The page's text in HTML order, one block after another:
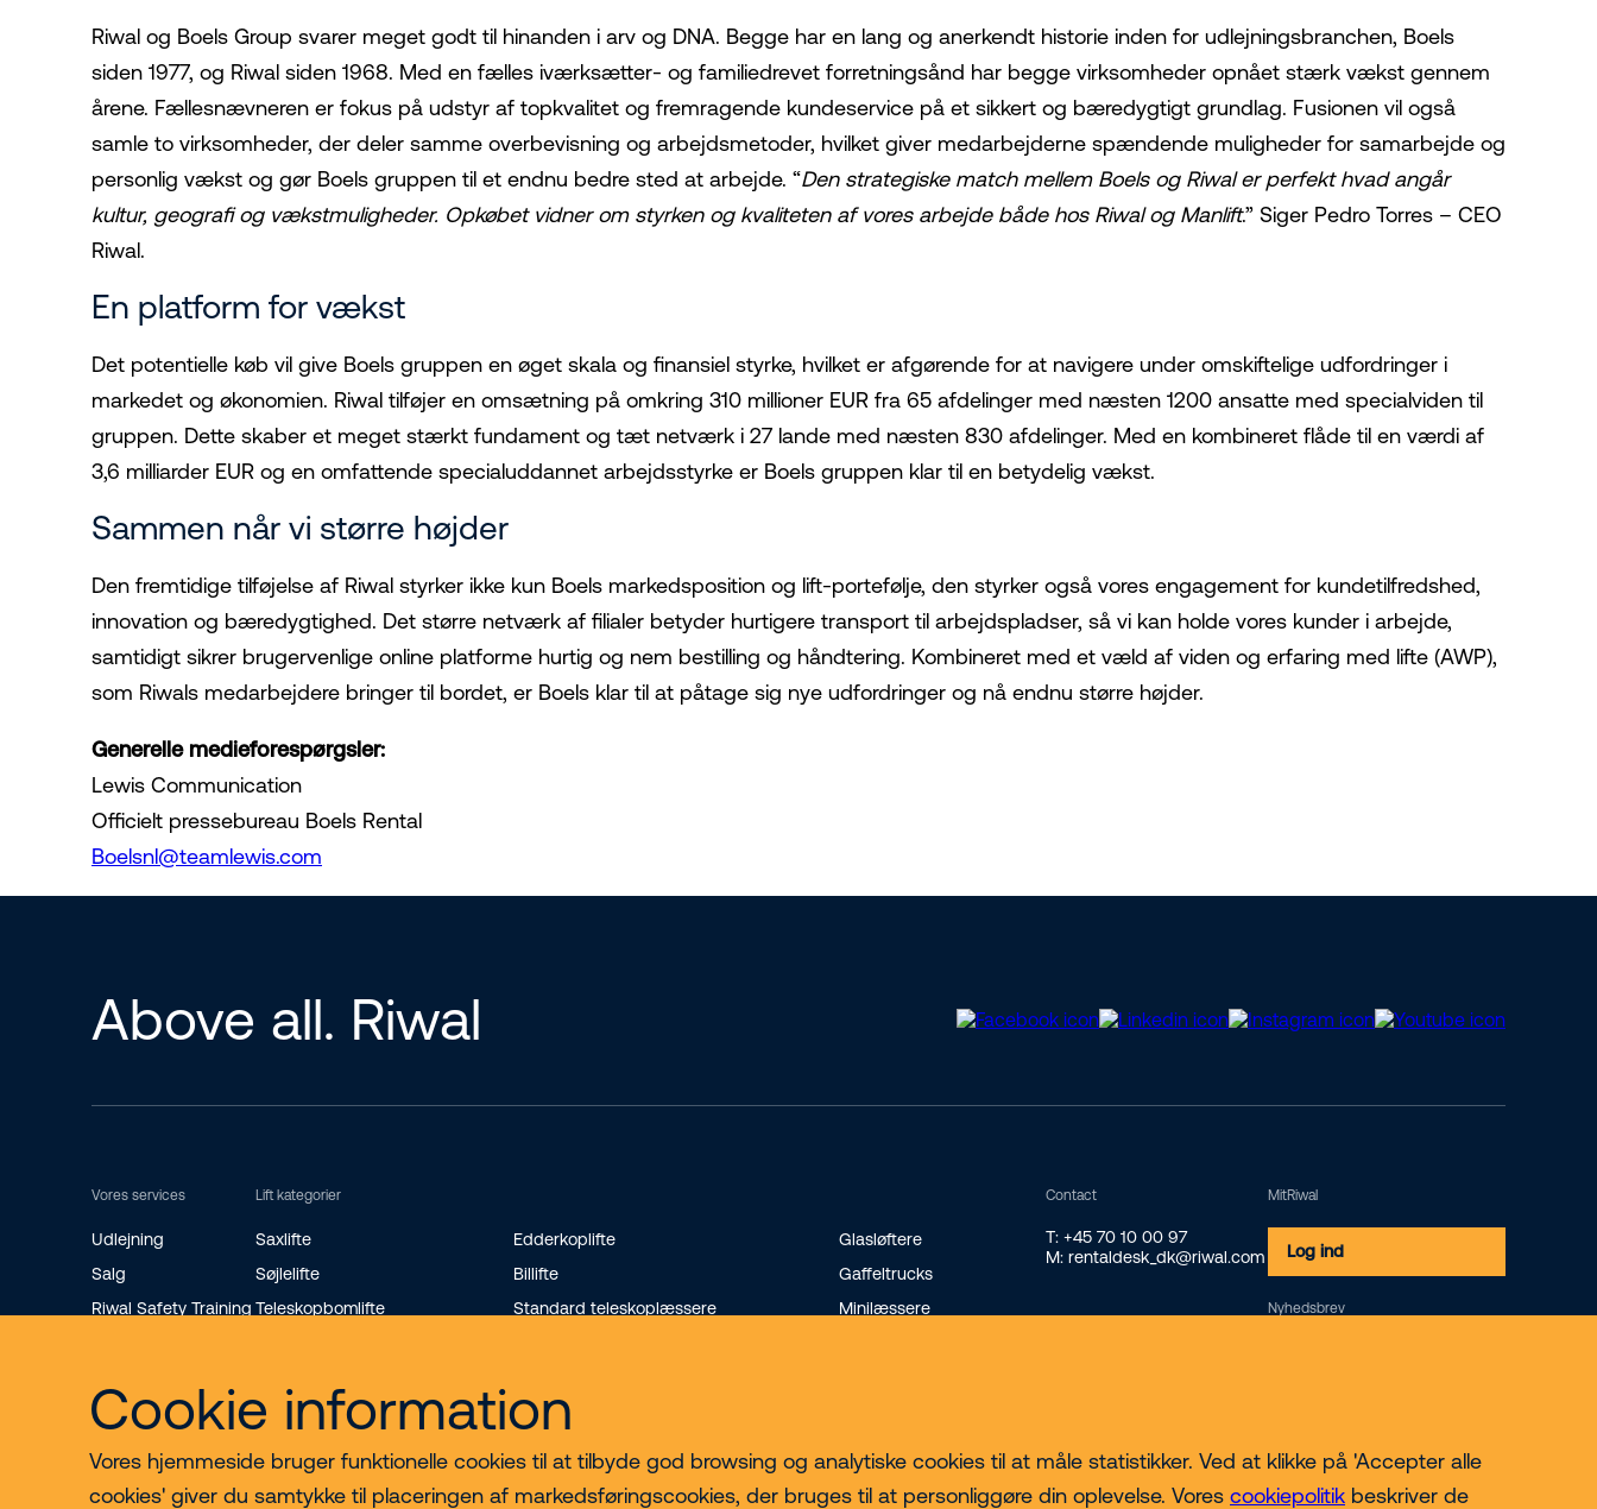
Cookie information
Vores hjemmeside bruger funktionelle cookies til at tilbyde god browsing og analytiske cookies til at måle statistikker. Ved at klikke på 'Accepter alle
cookies' giver du samtykke til placeringen af markedsføringscookies, der bruges til at personliggøre din oplevelse. Vores cookiepolitik beskriver de
Riwal og Boels Group svarer meget godt til hinanden i arv og DNA. Begge har en lang og anerkendt historie inden for udlejningsbranchen, Boels
siden 1977, og Riwal siden 1968. Med en fælles iværksætter- og familiedrevet forretningsånd har begge virksomheder opnået stærk vækst gennem
årene. Fællesnævneren er fokus på udstyr af topkvalitet og fremragende kundeservice på et sikkert og bæredygtigt grundlag. Fusionen vil også
samle to virksomheder, der deler samme overbevisning og arbejdsmetoder, hvilket giver medarbejderne spændende muligheder for samarbejde og
personlig vækst og gør Boels gruppen til et endnu bedre sted at arbejde. “Den strategiske match mellem Boels og Riwal er perfekt hvad angår
kultur, geografi og vækstmuligheder. Opkøbet vidner om styrken og kvaliteten af vores arbejde både hos Riwal og Manlift.” Siger Pedro Torres – CEO
Riwal.
En platform for vækst
Det potentielle køb vil give Boels gruppen en øget skala og finansiel styrke, hvilket er afgørende for at navigere under omskiftelige udfordringer i
markedet og økonomien. Riwal tilføjer en omsætning på omkring 310 millioner EUR fra 65 afdelinger med næsten 1200 ansatte med specialviden til
gruppen. Dette skaber et meget stærkt fundament og tæt netværk i 27 lande med næsten 830 afdelinger. Med en kombineret flåde til en værdi af
3,6 milliarder EUR og en omfattende specialuddannet arbejdsstyrke er Boels gruppen klar til en betydelig vækst.
Sammen når vi større højder
Den fremtidige tilføjelse af Riwal styrker ikke kun Boels markedsposition og lift-portefølje, den styrker også vores engagement for kundetilfredshed,
innovation og bæredygtighed. Det større netværk af filialer betyder hurtigere transport til arbejdspladser, så vi kan holde vores kunder i arbejde,
samtidigt sikrer brugervenlige online platforme hurtig og nem bestilling og håndtering. Kombineret med et væld af viden og erfaring med lifte (AWP),
som Riwals medarbejdere bringer til bordet, er Boels klar til at påtage sig nye udfordringer og nå endnu større højder.
Generelle medieforespørgsler:
Lewis Communication
Officielt pressebureau Boels Rental
Boelsnl@teamlewis.com
Above all. Riwal
Vores services
Udlejning
Salg
Riwal Safety Training
Lift kategorier
Saxlifte
Søjlelifte
Teleskopbomlifte
Edderkoplifte
Billifte
Standard teleskoplæssere
Glasløftere
Gaffeltrucks
Minilæssere
Contact
T: +45 70 10 00 97
M: rentaldesk_dk@riwal.com
MitRiwal
Log ind
Nyhedsbrev